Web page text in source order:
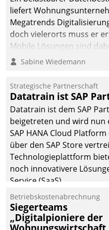
liefert
Megatrends
doch vielerorts muss er
Mobile Lösungen sind
Sabine Wiedemann
Strategische Partnerschaft
Datatrain ist SAP
Datatrain ist dem SAP
beigetreten und wird nun
SAP HANA Cloud
über den SAP Store
Technologieplattform
noch innovativere
Service (SaaS).
Betriebskostenabrechnung
Siegerteams
„Digitalpioniere der